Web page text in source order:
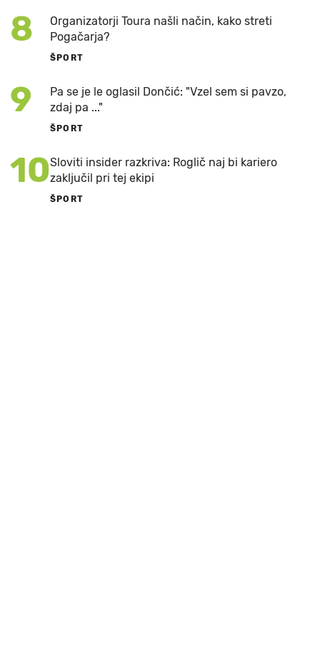
8
Organizatorji Toura našli način, kako streti
Pogačarja?
ŠPORT
9
Pa se je le oglasil Dončić: "Vzel sem si pavzo,
zdaj pa ..."
ŠPORT
10Sloviti insider razkriva: Roglič naj bi kariero
zaključil pri tej ekipi
ŠPORT